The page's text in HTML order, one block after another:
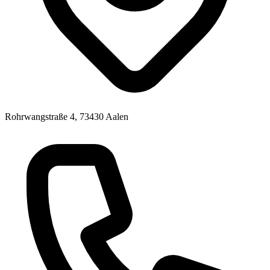
Rohrwangstraße 4, 73430 Aalen